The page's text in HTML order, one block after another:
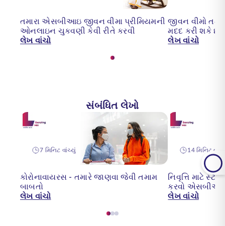
તમારા એસબીઆઇ જીવન વીમા પ્રીમિયમની
ઓનલાઇન ચુકવણી કેવી રીતે કરવી
લેખ વાંચો
જીવન વીમો
મદદ કરી શકે છે
લેખ વાંચો
સંબંધિત લેખો
7 મિનિટ વાંચ્યું
કોરોનાવાયરસ - તમારે જાણવા જેવી તમામ
બાબતો
લેખ વાંચો
14 મિનિટ
નિવૃત્તિ માટે
કરવો
લેખ વાંચો